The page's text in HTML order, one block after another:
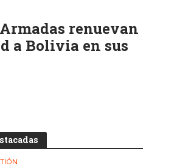
renuevan
a Bolivia en sus